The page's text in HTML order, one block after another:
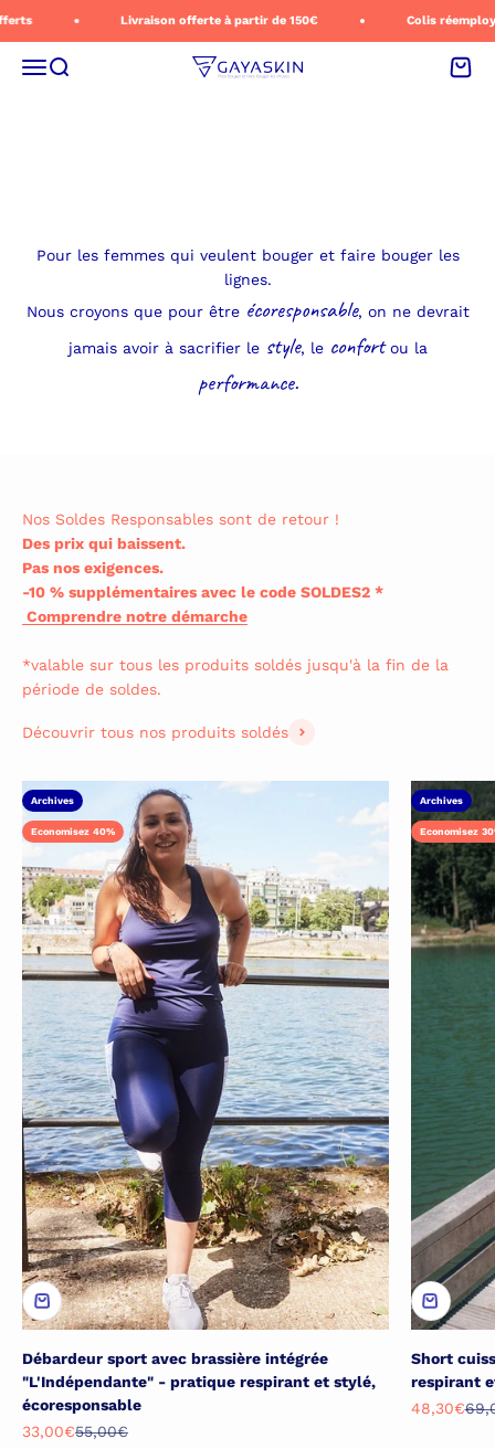
Livraison offerte à partir de 150€ Colis
MenuRecherche gayaskin Panier
Tout votre été dans une valise
Votre été Votre rythme
Pour les femmes qui veulent bouger et faire bouger les
lignes.
Nous croyons que pour être écoresponsable, on ne devrait
jamais avoir à sacrifier le style, le confortou la
performance.
Nos Soldes Responsables sont de retour !
Des prix qui baissent.
Pas nos exigences.
-10 % supplémentaires avec le code SOLDES2 *
Comprendre notre démarche
*valable sur tous les produits soldés jusqu'à la fin de la
période de soldes.
Découvrir tous nos produits soldés
Archives
Economisez 40%
Débardeur sport avec brassière intégrée
"L'Indépendante" - pratique respirant et stylé,
écoresponsable
Prix de vente
33,00€Prix normal
55,00€
Archives
Economisez
Short
respirant
Prix de
48,30€